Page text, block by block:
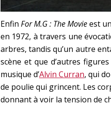
Enfin For M.G : The Movieest
en 1972, à travers une
arbres, tandis qu’un autre
scène et que d’autres
musique d’Alvin Curran, qui
de poulie qui grincent. Les
donnant à voir la tension de